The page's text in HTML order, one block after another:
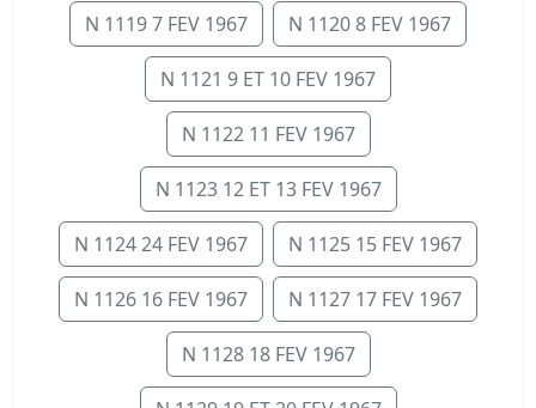
N 1119 7 FEV 1967 N 1120 8 FEV 1967
N 1121 9 ET 10 FEV 1967
N 1122 11 FEV 1967
N 1123 12 ET 13 FEV 1967
N 1124 24 FEV 1967 N 1125 15 FEV 1967
N 1126 16 FEV 1967 N 1127 17 FEV 1967
N 1128 18 FEV 1967